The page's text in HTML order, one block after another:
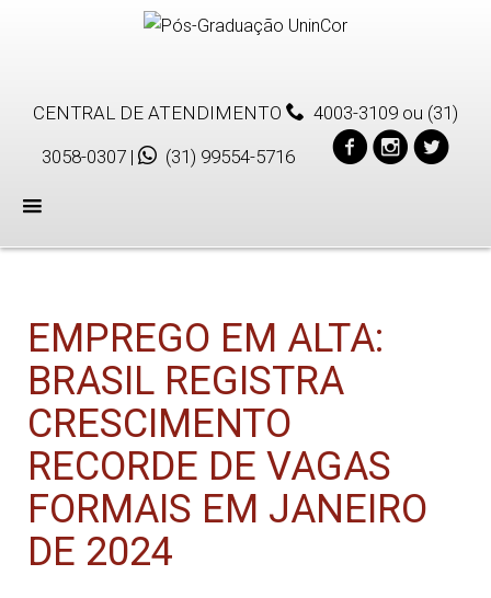
CENTRAL DE ATENDIMENTO 4003-3109 ou (31)
3058-0307 | (31) 99554-5716
Menu
EMPREGO EM ALTA:
BRASIL REGISTRA
CRESCIMENTO
RECORDE DE VAGAS
FORMAIS EM JANEIRO
DE 2024